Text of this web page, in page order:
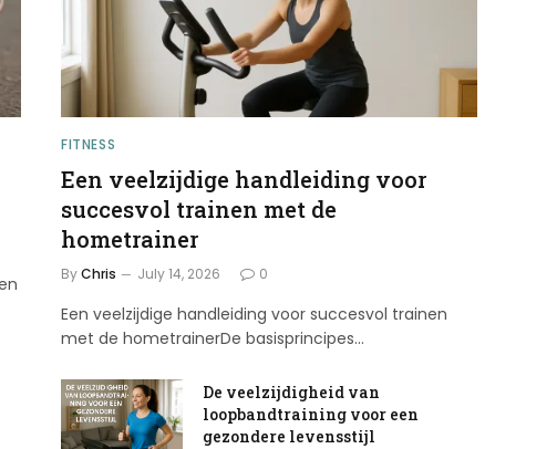
FITNESS
Een veelzijdige handleiding voor
succesvol trainen met de
hometrainer
ByChris July 14, 2026 0
Een veelzijdige handleiding voor succesvol trainen
met de hometrainerDe basisprincipes…
De veelzijdigheid van
loopbandtraining voor een
gezondere levensstijl